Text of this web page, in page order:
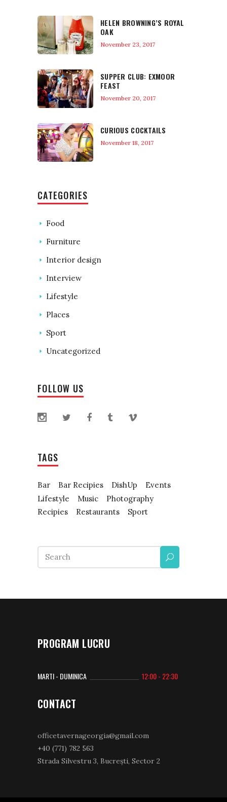
HELEN BROWNING’S ROYAL
OAK
November 23, 2017
SUPPER CLUB: EXMOOR
FEAST
November 20, 2017
CURIOUS COCKTAILS
November 18, 2017
CATEGORIES
Food
Furniture
Interior design
Interview
Lifestyle
Places
Sport
Uncategorized
FOLLOW US
TAGS
Bar Bar Recipies DishUp
Events
Lifestyle
Music
Photography
Recipies
Restaurants Sport
Search
for:
PROGRAM LUCRU
MARTI - DUMINICA 12:00 - 22:30
CONTACT
officetavernageorgia@gmail.com
+40 (771) 782 563
Strada Silvestru 3, Bucrești, Sector 2